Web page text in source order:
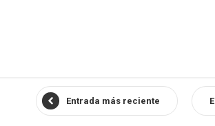
Entrada más reciente